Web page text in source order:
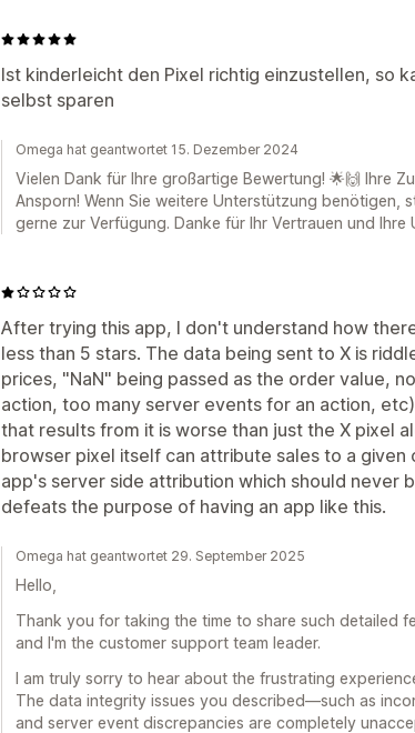
Ist kinderleicht den Pixel richtig einzustellen, so
selbst sparen
Omega hat geantwortet 15. Dezember 2024
Vielen Dank für Ihre großartige Bewertung! 🌟🙌 Ihre
Ansporn! Wenn Sie weitere Unterstützung benötigen,
gerne zur Verfügung. Danke für Ihr Vertrauen und Ihre
After trying this app, I don't understand how
less than 5 stars. The data being sent to X is
prices, "NaN" being passed as the order value,
action, too many server events for an action,
that results from it is worse than just the X pixel
browser pixel itself can attribute sales to a given
app's server side attribution which should never
defeats the purpose of having an app like this.
Omega hat geantwortet 29. September 2025
Hello,
Thank you for taking the time to share such detailed
and I'm the customer support team leader.
I am truly sorry to hear about the frustrating
The data integrity issues you described—such as
and server event discrepancies are completely